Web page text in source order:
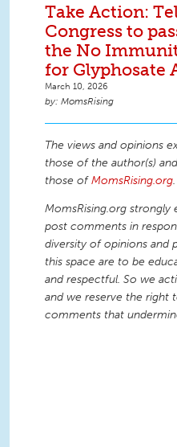
Take Action:
Congress to
the No
for Glyphosate
March 10, 2026
MomsRising
The views and opinions
those of the author(s)
those ofMomsRising.org.
MomsRising.org strongly
post comments in
diversity of opinions and
this space are to be
and respectful. So we
and we reserve the right
comments that